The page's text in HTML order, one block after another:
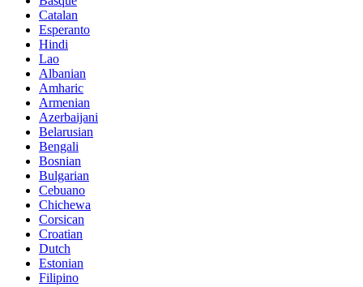
Catalan
Esperanto
Hindi
Lao
Albanian
Amharic
Armenian
Azerbaijani
Belarusian
Bengali
Bosnian
Bulgarian
Cebuano
Chichewa
Corsican
Croatian
Dutch
Estonian
Filipino